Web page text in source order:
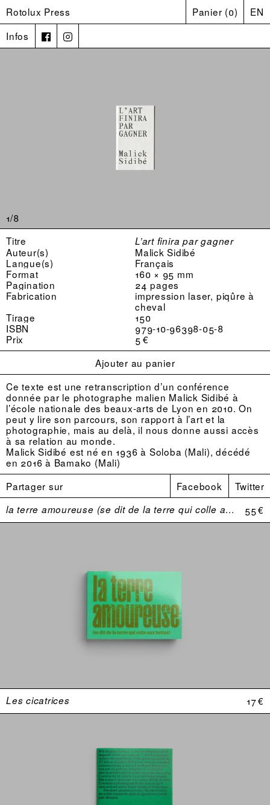
Rotolux Press
Infos
Panier (0) EN
1/8
Titre
L’art finira par gagner
Auteur(s)
Malick Sidibé
Langue(s)
Français
Format
160 × 95 mm
Pagination
24 pages
Fabrication
impression laser, piqûre à
cheval
Tirage
150
ISBN
979-10-96398-05-8
Prix
5 €
Ajouter au panier
Ce texte est une retranscription d’un conférence
donnée par le photographe malien Malick Sidibé à
l’école nationale des beaux-arts de Lyon en 2010. On
peut y lire son parcours, son rapport à l’art et la
photographie, mais au delà, il nous donne aussi accès
à sa relation au monde.
Malick Sidibé est né en 1936 à Soloba (Mali), décédé
en 2016 à Bamako (Mali)
Partager sur
Facebook Twitter
la terre amoureuse (se dit de la terre qui colle aux bottes) 55 €
Les cicatrices 17 €